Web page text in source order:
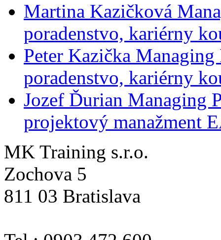
Martina Kazičková
poradenstvo, kariérny
Peter Kazička
poradenstvo, kariérny
Jozef Ďurian Managing
projektový manažment
MK Training s.r.o.
Zochova 5
811 03 Bratislava